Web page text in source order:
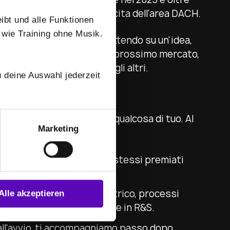
und alle Funktionen
Training ohne Musik.
Auswahl jederzeit
Marketing
akzeptieren
in più rapida crescita dell'area DACH.
non stai scommettendo su un'idea,
Secondo: l'Italia è il prossimo mercato,
le aree migliori prima degli altri.
la grinta di costruire qualcosa di tuo. Al
e processi già pronti, gli stessi premiati
con IA, accesso biometrico, processi
benefici, senza investire in R&S.